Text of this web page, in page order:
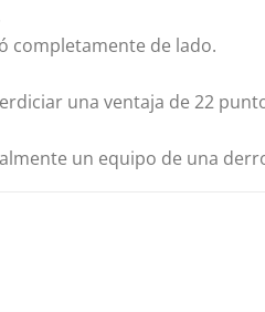
completamente de lado.
una ventaja de 22
un equipo de una